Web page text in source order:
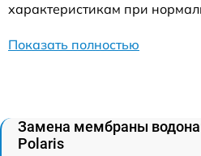
характеристикам при
Показать полностью
Замена мембраны
Polaris